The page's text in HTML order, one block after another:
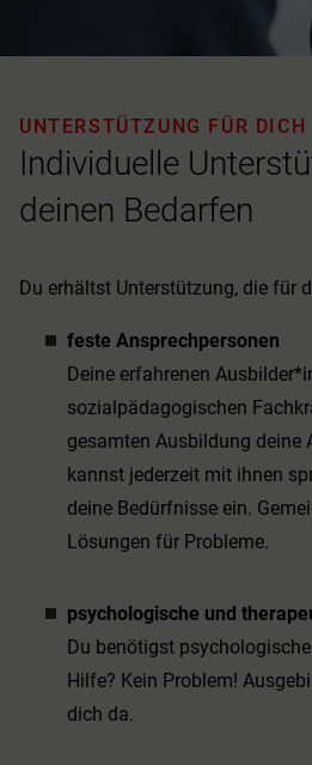
Individuelle
deinen Bedarfen
UNTERSTÜTZUNG FÜR DICH
Du erhältst Unterstützung, die für
feste Ansprechpersonen
Deine erfahrenen
sozialpädagogischen
gesamten Ausbildung deine
kannst jederzeit mit ihnen
deine Bedürfnisse ein.
Lösungen für Probleme.
psychologische und
Du benötigst
Hilfe? Kein Problem!
dich da.